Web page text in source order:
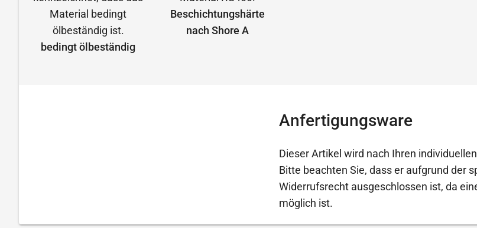
bedingt ölbeständig
Beschichtungshärte
nach Shore A
Anfertigungsware
Dieser Artikel wird nach Ihren
Bitte beachten Sie, dass er aufgrund der
Widerrufsrecht ausgeschlossen ist, da
möglich ist.